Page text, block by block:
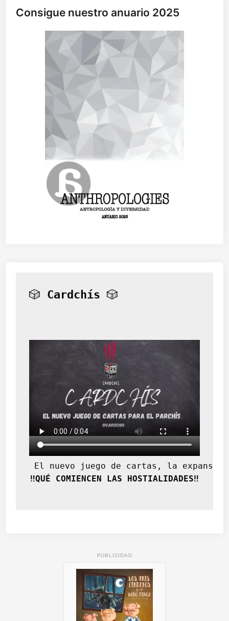
Consigue nuestro anuario 2025
🎲 Cardchís 🎲
El nuevo juego de cartas, la
‼️QUÉ COMIENCEN LAS HOSTIALIDADES‼️
PUBLICIDAD